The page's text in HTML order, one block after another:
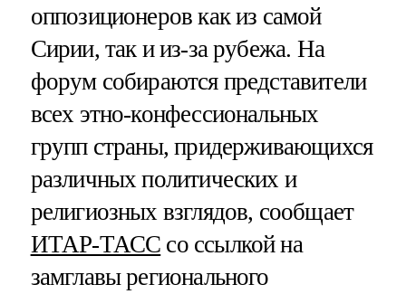
оппозиционеров как из самой
Сирии, так и из-за рубежа. На
форум собираются представители
всех этно-конфессиональных
групп страны, придерживающихся
различных политических и
религиозных взглядов, сообщает
ИТАР-ТАСС со ссылкой на
замглавы регионального